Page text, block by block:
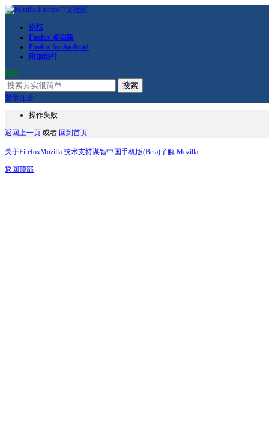
论坛
Firefox 桌面版
Firefox for Android
附加组件
RSS
搜索
登录注册
操作失败
返回上一页 或者 回到首页
关于FirefoxMozilla 技术支持谋智中国手机版(Beta)了解 Mozilla
返回顶部